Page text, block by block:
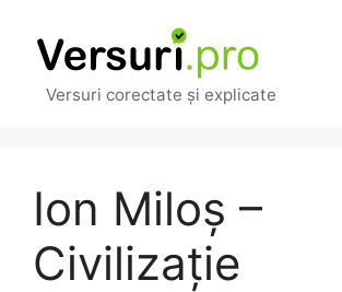
conținut
Versuri corectate și explicate
Ion Miloș –
Civilizație